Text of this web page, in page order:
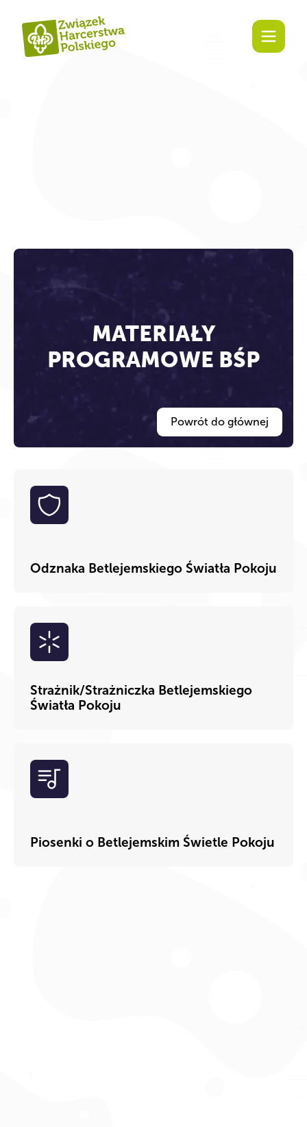
MATERIAŁY
PROGRAMOWE BŚP
Powrót do głównej
Odznaka Betlejemskiego Światła Pokoju
Strażnik/Strażniczka Betlejemskiego
Światła Pokoju
Piosenki o Betlejemskim Świetle Pokoju